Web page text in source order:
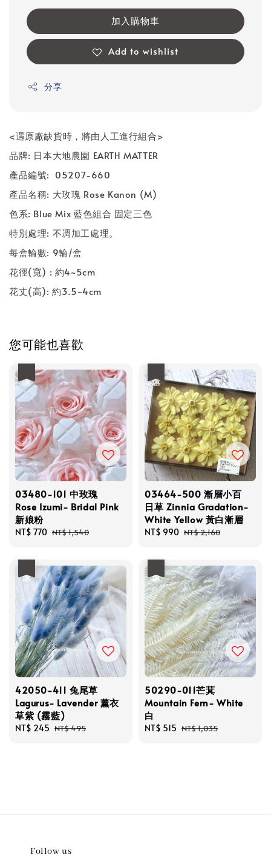
加入購物車
Add to wishlist
分享
<遇原廠缺貨時，將由人工進行組合>
品牌: 日本大地農園 EARTH MATTER
產品編號: 05207-660
產品名稱: 大玫瑰 Rose Kanon (M)
色系: Blue Mix 藍色組合 固定三色
特別處理: 不凋加工處理。
每盒輪數: 9輪/盒
花徑(寬) : 約4~5cm
花丈(高):約3.5~4cm
您可能也喜歡
03480-101 中玫瑰
Rose Izumi- Bridal Pink
新娘粉
Sale
NT$ 770 Regular
NT$ 1,540
03464-500 漸層小百
日草 Zinnia Gradation-
White Yellow 黃白漸層
Sale
NT$ 990 Regular
NT$ 2,160
42050-411 兔尾草
Lagurus- Lavender 薰衣
草紫 (霧藍)
Sale
NT$ 245 Regular
NT$ 495
50290-011芒萁
Mountain Fern- White
白
Sale
NT$ 515 Regular
NT$ 1,035
Follow us